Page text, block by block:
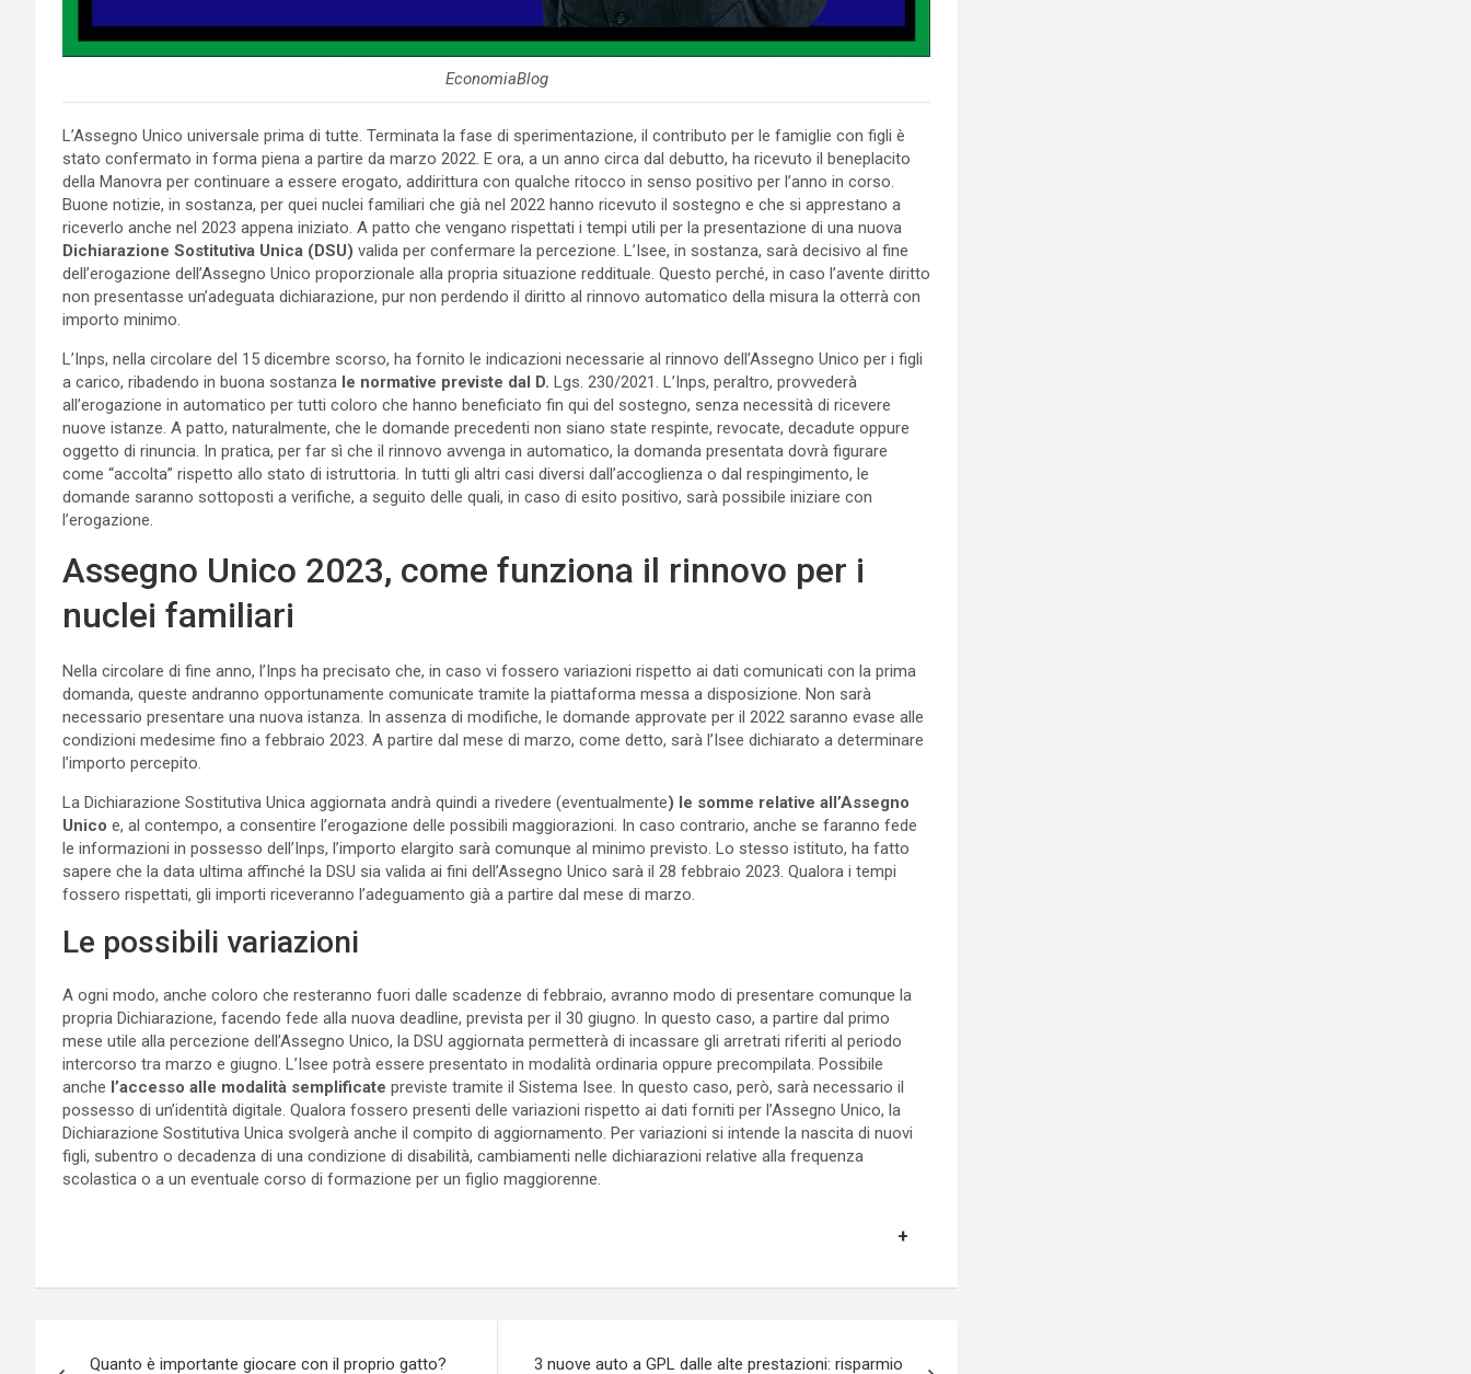
EconomiaBlog
L’Assegno Unico universale prima di tutte. Terminata la fase di sperimentazione, il contributo per le famiglie con figli è
stato confermato in forma piena a partire da marzo 2022. E ora, a un anno circa dal debutto, ha ricevuto il beneplacito
della Manovra per continuare a essere erogato, addirittura con qualche ritocco in senso positivo per l’anno in corso.
Buone notizie, in sostanza, per quei nuclei familiari che già nel 2022 hanno ricevuto il sostegno e che si apprestano a
riceverlo anche nel 2023 appena iniziato. A patto che vengano rispettati i tempi utili per la presentazione di una nuova
Dichiarazione Sostitutiva Unica (DSU) valida per confermare la percezione. L’Isee, in sostanza, sarà decisivo al fine
dell’erogazione dell’Assegno Unico proporzionale alla propria situazione reddituale. Questo perché, in caso l’avente diritto
non presentasse un’adeguata dichiarazione, pur non perdendo il diritto al rinnovo automatico della misura la otterrà con
importo minimo.
L’Inps, nella circolare del 15 dicembre scorso, ha fornito le indicazioni necessarie al rinnovo dell’Assegno Unico per i figli
a carico, ribadendo in buona sostanza le normative previste dal D. Lgs. 230/2021. L’Inps, peraltro, provvederà
all’erogazione in automatico per tutti coloro che hanno beneficiato fin qui del sostegno, senza necessità di ricevere
nuove istanze. A patto, naturalmente, che le domande precedenti non siano state respinte, revocate, decadute oppure
oggetto di rinuncia. In pratica, per far sì che il rinnovo avvenga in automatico, la domanda presentata dovrà figurare
come “accolta” rispetto allo stato di istruttoria. In tutti gli altri casi diversi dall’accoglienza o dal respingimento, le
domande saranno sottoposti a verifiche, a seguito delle quali, in caso di esito positivo, sarà possibile iniziare con
l’erogazione.
Assegno Unico 2023, come funziona il rinnovo per i
nuclei familiari
Nella circolare di fine anno, l’Inps ha precisato che, in caso vi fossero variazioni rispetto ai dati comunicati con la prima
domanda, queste andranno opportunamente comunicate tramite la piattaforma messa a disposizione. Non sarà
necessario presentare una nuova istanza. In assenza di modifiche, le domande approvate per il 2022 saranno evase alle
condizioni medesime fino a febbraio 2023. A partire dal mese di marzo, come detto, sarà l’Isee dichiarato a determinare
l’importo percepito.
La Dichiarazione Sostitutiva Unica aggiornata andrà quindi a rivedere (eventualmente) le somme relative all’Assegno
Unico e, al contempo, a consentire l’erogazione delle possibili maggiorazioni. In caso contrario, anche se faranno fede
le informazioni in possesso dell’Inps, l’importo elargito sarà comunque al minimo previsto. Lo stesso istituto, ha fatto
sapere che la data ultima affinché la DSU sia valida ai fini dell’Assegno Unico sarà il 28 febbraio 2023. Qualora i tempi
fossero rispettati, gli importi riceveranno l’adeguamento già a partire dal mese di marzo.
Le possibili variazioni
A ogni modo, anche coloro che resteranno fuori dalle scadenze di febbraio, avranno modo di presentare comunque la
propria Dichiarazione, facendo fede alla nuova deadline, prevista per il 30 giugno. In questo caso, a partire dal primo
mese utile alla percezione dell’Assegno Unico, la DSU aggiornata permetterà di incassare gli arretrati riferiti al periodo
intercorso tra marzo e giugno. L’Isee potrà essere presentato in modalità ordinaria oppure precompilata. Possibile
anche l’accesso alle modalità semplificate previste tramite il Sistema Isee. In questo caso, però, sarà necessario il
possesso di un’identità digitale. Qualora fossero presenti delle variazioni rispetto ai dati forniti per l’Assegno Unico, la
Dichiarazione Sostitutiva Unica svolgerà anche il compito di aggiornamento. Per variazioni si intende la nascita di nuovi
figli, subentro o decadenza di una condizione di disabilità, cambiamenti nelle dichiarazioni relative alla frequenza
scolastica o a un eventuale corso di formazione per un figlio maggiorenne.
Quanto è importante giocare con il proprio gatto? 3 nuove auto a GPL dalle alte prestazioni: risparmio